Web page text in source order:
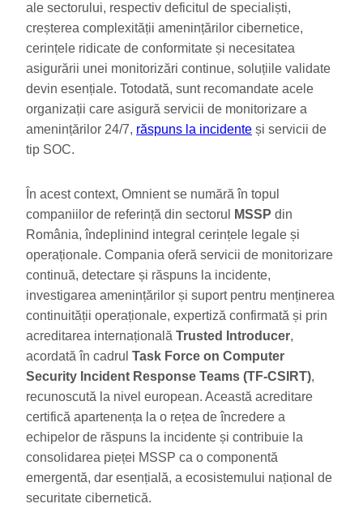
ale sectorului, respectiv deficitul de specialiști,
creșterea complexității amenințărilor cibernetice,
cerințele ridicate de conformitate și necesitatea
asigurării unei monitorizări continue, soluțiile validate
devin esențiale. Totodată, sunt recomandate acele
organizații care asigură servicii de monitorizare a
amenințărilor 24/7, răspuns la incidente și servicii de
tip SOC.
În acest context, Omnient se numără în topul
companiilor de referință din sectorul
MSSP din
România, îndeplinind integral cerințele legale și
operaționale. Compania oferă servicii de monitorizare
continuă, detectare și răspuns la incidente,
investigarea amenințărilor și suport pentru menținerea
continuității operaționale, expertiză confirmată și prin
acreditarea internațională Trusted Introducer,
acordată în cadrul Task Force on Computer
Security Incident Response Teams (TF-CSIRT),
recunoscută la nivel european. Această acreditare
certifică apartenența la o rețea de încredere a
echipelor de răspuns la incidente și contribuie la
consolidarea pieței MSSP ca o componentă
emergentă, dar esențială, a ecosistemului național de
securitate cibernetică.